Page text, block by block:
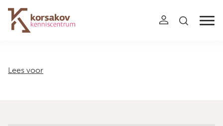
Navigation
Lees voor